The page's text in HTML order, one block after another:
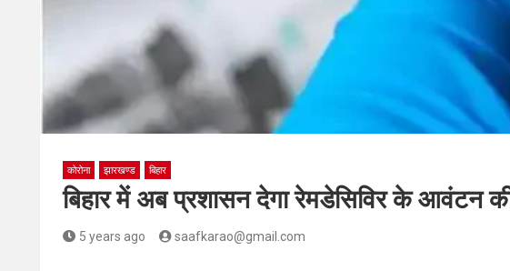
कोरोना झारखण्ड बिहार
बिहार में अब प्रशासन देगा रेमडेसिविर के आवंटन
5 years ago saafkarao@gmail.com